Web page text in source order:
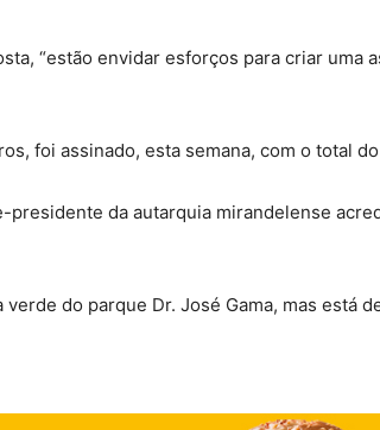
“estão envidar esforços para criar uma
foi assinado, esta semana, com o total
da autarquia mirandelense
do parque Dr. José Gama, mas está